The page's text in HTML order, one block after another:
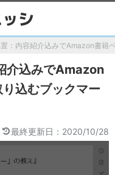
：内容紹介込みでAmazon書
介込みでAmazon
込むブックマー
最終更新日：2020/10/28